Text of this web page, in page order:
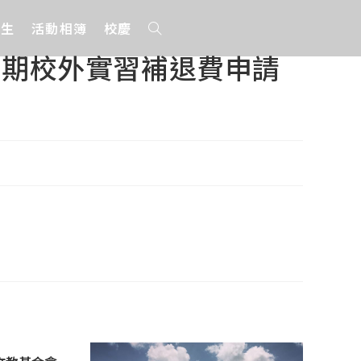
活動相簿 校慶
校外實習補退費申請